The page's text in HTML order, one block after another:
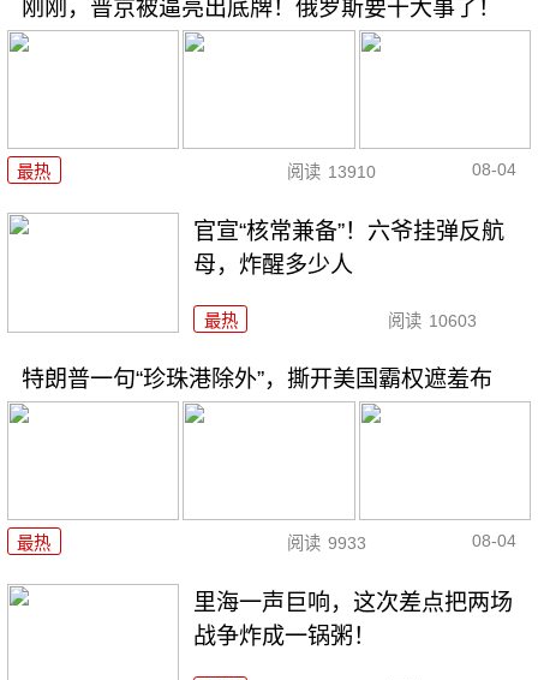
刚刚，普京被逼亮出底牌！俄罗斯要干大事了！
最热 阅读 13910 08-04
官宣“核常兼备”！六爷挂弹反航
母，炸醒多少人
最热 阅读 10603
特朗普一句“珍珠港除外”，撕开美国霸权遮羞布
最热 阅读 9933 08-04
里海一声巨响，这次差点把两场
战争炸成一锅粥！